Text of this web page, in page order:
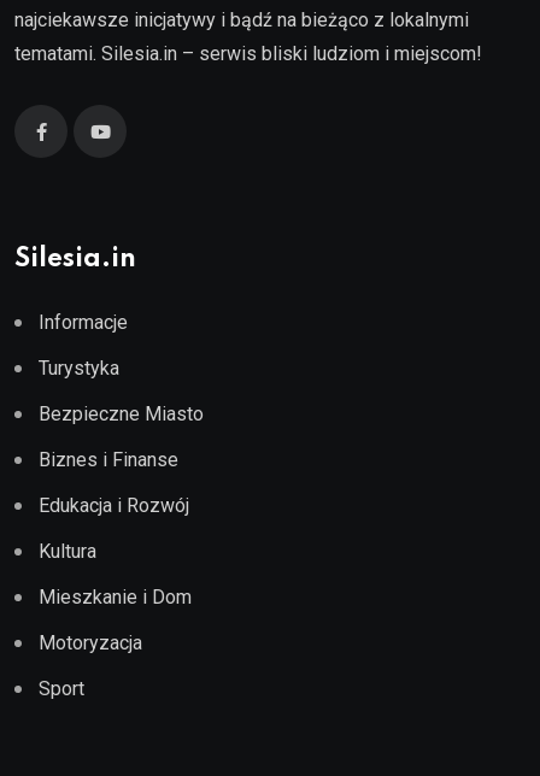
najciekawsze inicjatywy i bądź na bieżąco z lokalnymi
tematami. Silesia.in – serwis bliski ludziom i miejscom!
Silesia.in
Informacje
Turystyka
Bezpieczne Miasto
Biznes i Finanse
Edukacja i Rozwój
Kultura
Mieszkanie i Dom
Motoryzacja
Sport